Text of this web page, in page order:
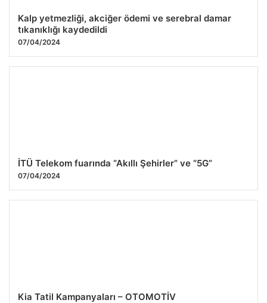
Kalp yetmezliği, akciğer ödemi ve serebral damar
tıkanıklığı kaydedildi
07/04/2024
İTÜ Telekom fuarında “Akıllı Şehirler” ve “5G”
07/04/2024
Kia Tatil Kampanyaları – OTOMOTİV